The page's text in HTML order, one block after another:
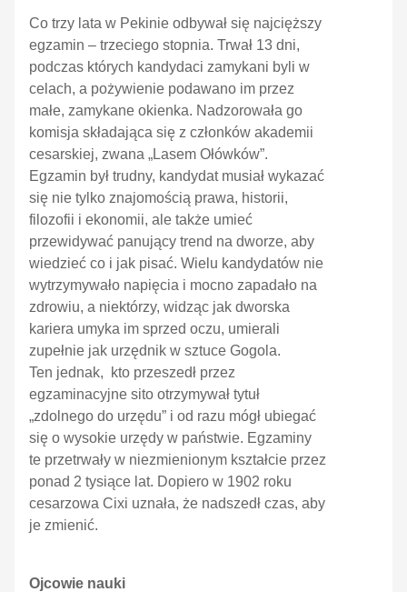
Co trzy lata w Pekinie odbywał się najcięższy
egzamin – trzeciego stopnia. Trwał 13 dni,
podczas których kandydaci zamykani byli w
celach, a pożywienie podawano im przez
małe, zamykane okienka. Nadzorowała go
komisja składająca się z członków akademii
cesarskiej, zwana „Lasem Ołówków”.
Egzamin był trudny, kandydat musiał wykazać
się nie tylko znajomością prawa, historii,
filozofii i ekonomii, ale także umieć
przewidywać panujący trend na dworze, aby
wiedzieć co i jak pisać. Wielu kandydatów nie
wytrzymywało napięcia i mocno zapadało na
zdrowiu, a niektórzy, widząc jak dworska
kariera umyka im sprzed oczu, umierali
zupełnie jak urzędnik w sztuce Gogola.
Ten jednak, kto przeszedł przez
egzaminacyjne sito otrzymywał tytuł
„zdolnego do urzędu” i od razu mógł ubiegać
się o wysokie urzędy w państwie. Egzaminy
te przetrwały w niezmienionym kształcie przez
ponad 2 tysiące lat. Dopiero w 1902 roku
cesarzowa Cixi uznała, że nadszedł czas, aby
je zmienić.
Ojcowie nauki